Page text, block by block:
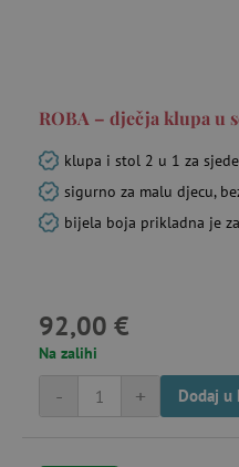
ROBA – dječja klupa u
klupa i stol 2 u 1 za
sigurno za malu djecu,
bijela boja prikladna je
92,00 €
Na zalihi
+
- Dodaj u